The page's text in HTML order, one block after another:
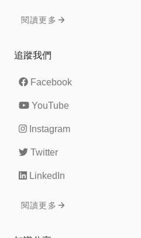
閱讀更多
追蹤我們
Facebook
YouTube
Instagram
Twitter
LinkedIn
閱讀更多